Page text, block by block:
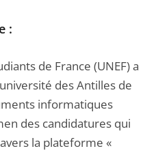
:
de France (UNEF) a
des Antilles de
informatiques
des candidatures qui
la plateforme «